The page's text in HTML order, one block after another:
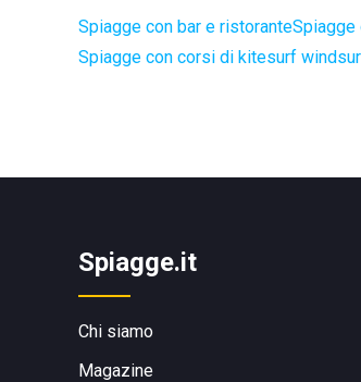
Spiagge con bar e ristoranteSpiagge
Spiagge con corsi di kitesurf
Spiagge.it
Chi siamo
Magazine